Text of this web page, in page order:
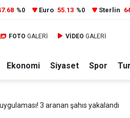
%0 Euro 55.13 %0 Sterlin
FOTO GALERİ VİDEO GALERİ
Ekonomi Siyaset Spor
3 aranan şahıs yakalandı